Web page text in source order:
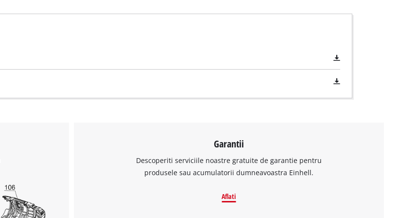
the site with their CMP to add this content
Garantii
Descoperiti serviciile noastre gratuite de garantie pentru
produsele sau acumulatorii dumneavoastra Einhell.
Aflati